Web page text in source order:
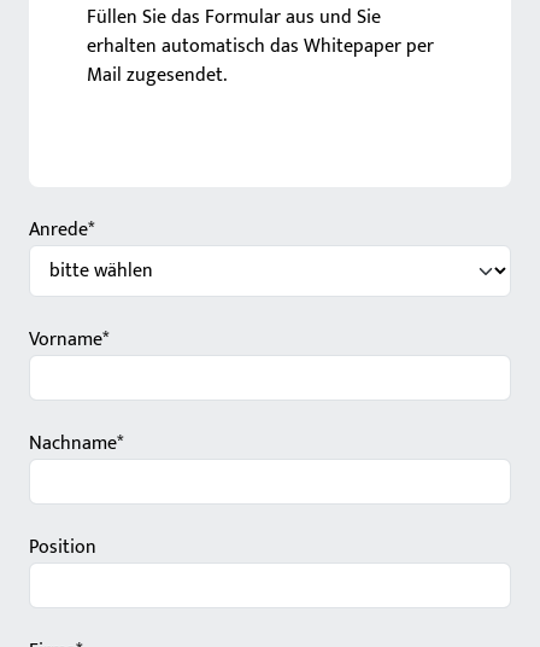
Füllen Sie das Formular aus und Sie
erhalten automatisch das Whitepaper per
Mail zugesendet.
Anrede*
Vorname*
Nachname*
Position